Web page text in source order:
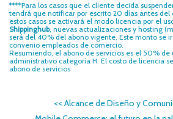
****Para los casos que el cliente decida
tendrá que notificar por escrito 20 días antes del
estos casos se activará el modo licencia por el
Shippinghub, nuevas actualizaciones y hosting
será del 40% del abono vigente. Este monto se
convenio empleados de comercio.
Resumiendo, el abono de servicios es el 50% de
administrativo categoría H. El costo de licencia
abono de servicios
<< Alcance de Diseño y